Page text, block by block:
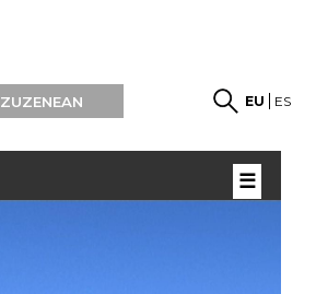
ZUZENEAN EU ES
☰